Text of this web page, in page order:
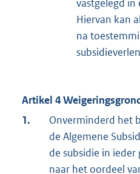
vastgelegd in
Hiervan kan
na
Artikel 4
1.
Onverminderd het
de Algemene
de subsidie in
naar het oordeel